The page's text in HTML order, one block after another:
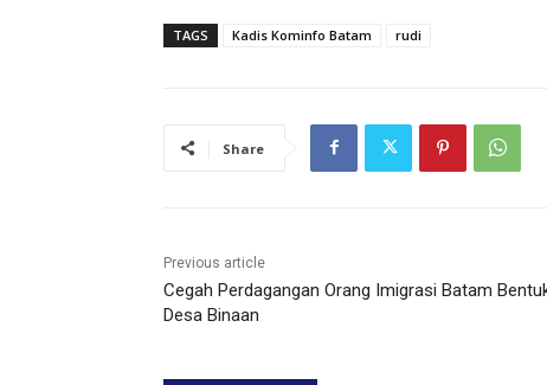
TAGS Kadis Kominfo Batam rudi
Share
Previous article
Cegah Perdagangan Orang Imigrasi Batam
Desa Binaan